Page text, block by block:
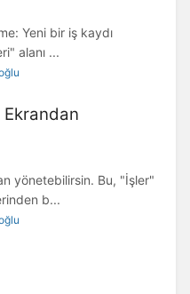
Yeni bir iş kaydı
alanı ...
yönetebilirsin. Bu, "İşler"
b...